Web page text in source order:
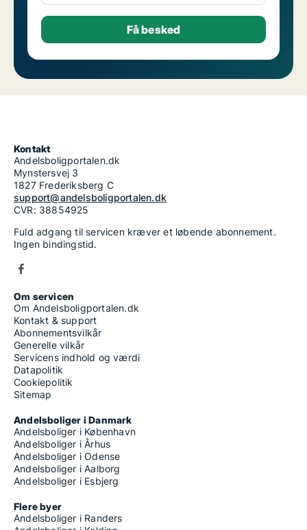
Kontakt
Andelsboligportalen.dk
Mynstersvej 3
1827 Frederiksberg C
support@andelsboligportalen.dk
CVR: 38854925
Fuld adgang til servicen kræver et løbende abonnement.
Ingen bindingstid.
Om servicen
Om Andelsboligportalen.dk
Kontakt & support
Abonnementsvilkår
Generelle vilkår
Servicens indhold og værdi
Datapolitik
Cookiepolitik
Sitemap
Andelsboliger i Danmark
Andelsboliger i København
Andelsboliger i Århus
Andelsboliger i Odense
Andelsboliger i Aalborg
Andelsboliger i Esbjerg
Flere byer
Andelsboliger i Randers